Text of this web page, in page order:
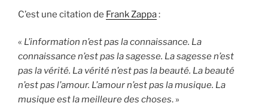
C’est une citation de Frank Zappa:
« L’information n’est pas la connaissance. La
connaissance n’est pas la sagesse. La sagesse n’est
pas la vérité. La vérité n’est pas la beauté. La beauté
n’est pas l’amour. L’amour n’est pas la musique. La
musique est la meilleure des choses. »